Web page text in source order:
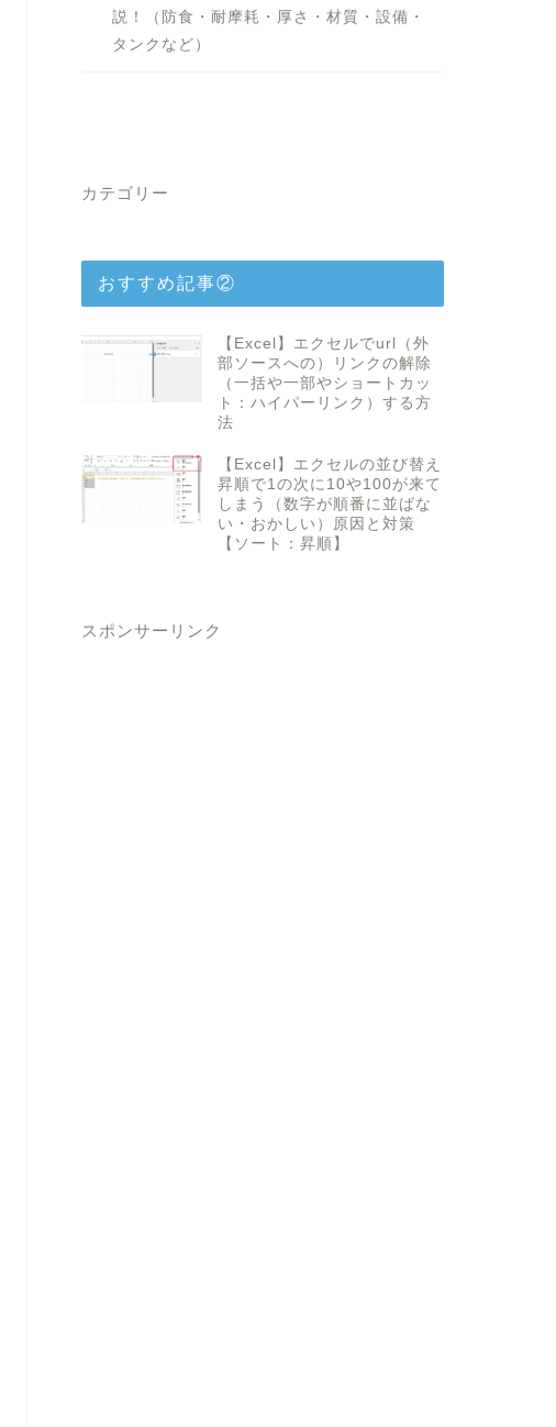
説！（防食・耐摩耗・厚さ・材質・設備・
タンクなど）
カテゴリー
おすすめ記事②
【Excel】エクセルでurl（外
部ソースへの）リンクの解除
（一括や一部やショートカッ
ト：ハイパーリンク）する方
法
【Excel】エクセルの並び替え
昇順で1の次に10や100が来て
しまう（数字が順番に並ばな
い・おかしい）原因と対策
【ソート：昇順】
スポンサーリンク